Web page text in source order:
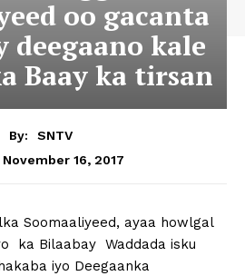
oo gacanta
deegaano kale
Baay ka tirsan
By:
SNTV
November 16, 2017
Soomaaliyeed, ayaa howlgal
ka Bilaabay Waddada isku
iyo Deegaanka